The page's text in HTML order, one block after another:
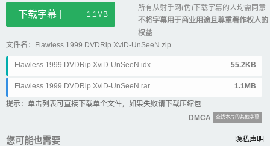
下载字幕 | 1.1MB
所有从射手网(伪)下载字幕的人均需同意
不将字幕用于商业用途且尊重著作权人的
权益
文件名：Flawless.1999.DVDRip.XviD-UnSeeN.zip
Flawless.1999.DVDRip.XviD-UnSeeN.idx 55.2KB
Flawless.1999.DVDRip.XviD-UnSeeN.rar 1.1MB
提示：单击列表可直接下载单个文件，如果失败请下载压缩包
DMCA
查找本片的其他字幕
您可能也需要 隐私声明